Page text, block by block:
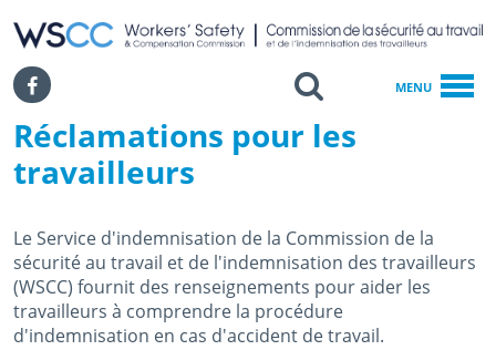
SKIP TO MAIN CONTENT
WSCC | Workers' Safety and Compensation Commission
MENU
Facebook Search
Accueil
Services Des Demandes D’indemnisation
Réclamations Pour Les Travailleurs
Réclamations pour les
travailleurs
Le Service d'indemnisation de la Commission de la
sécurité au travail et de l'indemnisation des travailleurs
(WSCC) fournit des renseignements pour aider les
travailleurs à comprendre la procédure
d'indemnisation en cas d'accident de travail.